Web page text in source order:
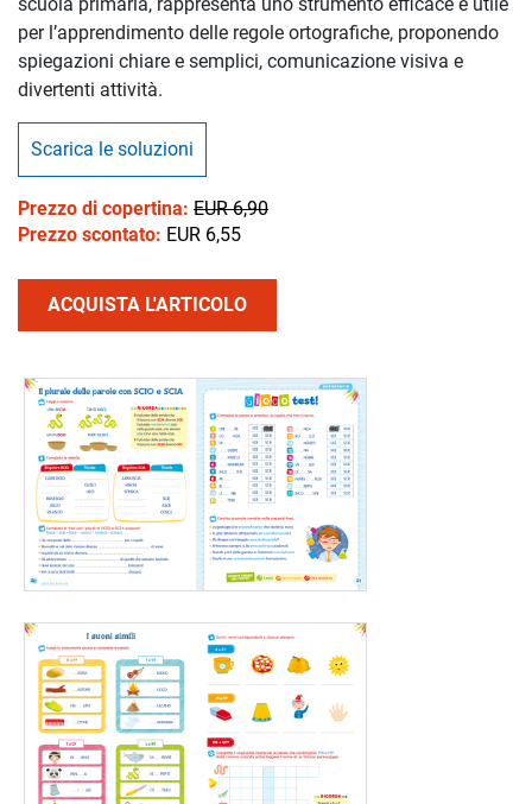
per l’apprendimento delle regole ortografiche, proponendo
spiegazioni chiare e semplici, comunicazione visiva e
divertenti attività.
Scarica le soluzioni
Prezzo di copertina: EUR 6,90
Prezzo scontato: EUR 6,55
ACQUISTA L'ARTICOLO